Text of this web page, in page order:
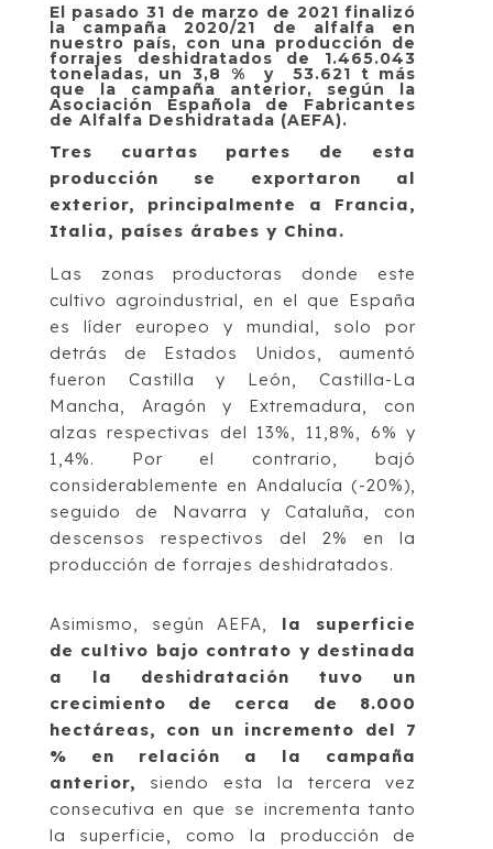
El pasado 31 de marzo de 2021 finalizó
la campaña 2020/21 de alfalfa en
nuestro país, con una producción de
forrajes deshidratados de 1.465.043
toneladas, un 3,8 % y 53.621 t más
que la campaña anterior, según la
Asociación Española de Fabricantes
de Alfalfa Deshidratada (AEFA).
Tres cuartas partes de esta
producción se exportaron al
exterior, principalmente a Francia,
Italia, países árabes y China.
Las zonas productoras donde este
cultivo agroindustrial, en el que España
es líder europeo y mundial, solo por
detrás de Estados Unidos, aumentó
fueron Castilla y León, Castilla-La
Mancha, Aragón y Extremadura, con
alzas respectivas del 13%, 11,8%, 6% y
1,4%. Por el contrario, bajó
considerablemente en Andalucía (-20%),
seguido de Navarra y Cataluña, con
descensos respectivos del 2% en la
producción de forrajes deshidratados.
Asimismo, según AEFA,
la superficie
de cultivo bajo contrato y destinada
a la deshidratación tuvo un
crecimiento de cerca de 8.000
hectáreas, con un incremento del 7
% en relación a la campaña
anterior, siendo esta la tercera vez
consecutiva en que se incrementa tanto
la superficie, como la producción de